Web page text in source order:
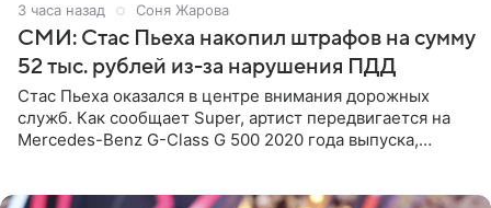
3 часа назад Соня Жарова
СМИ: Стас Пьеха накопил штрафов на сумму
52 тыс. рублей из-за нарушения ПДД
Стас Пьеха оказался в центре внимания дорожных
служб. Как сообщает Super, артист передвигается на
Mercedes-Benz G-Class G 500 2020 года выпуска,